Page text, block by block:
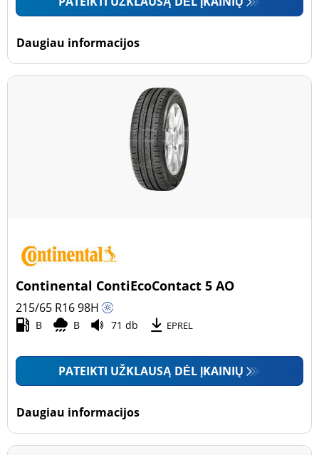
Daugiau informacijos
Continental ContiEcoContact 5 AO
215/65 R1698H
B B 71 db EPREL
PATEIKTI UŽKLAUSĄ DĖL ĮKAINIŲ
Daugiau informacijos